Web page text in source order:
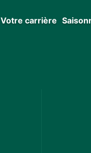
Votre carrière